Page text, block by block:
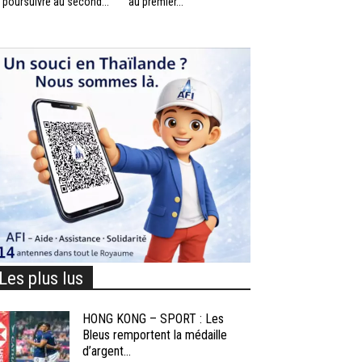
plus lus
HONG KONG – SPORT : Les
Bleus remportent la médaille
d’argent...